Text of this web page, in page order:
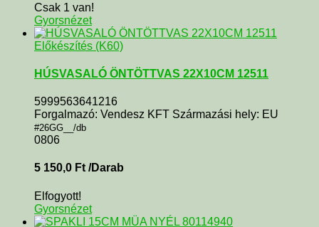
Csak 1 van!
Gyorsnézet
Előkészítés (K60)
HÚSVASALÓ ÖNTÖTTVAS 22X10CM 12511
5999563641216
Forgalmazó: Vendesz KFT Származási hely: EU
#26GG__/db
0806
5 150,0 Ft /Darab
Elfogyott!
Gyorsnézet